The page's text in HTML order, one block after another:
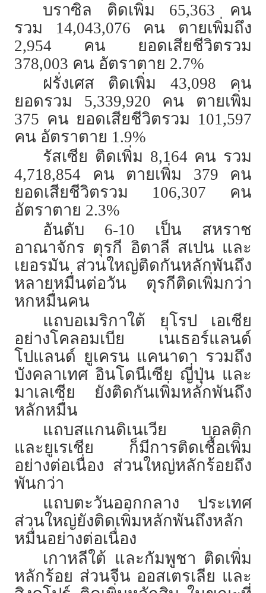
บราซิล ติดเพิ่ม 65,363 คน
รวม 14,043,076 คน ตายเพิ่มถึง
2,954 คน ยอดเสียชีวิตรวม
378,003 คน อัตราตาย 2.7%
ฝรั่งเศส ติดเพิ่ม 43,098 คน
ยอดรวม 5,339,920 คน ตายเพิ่ม
375 คน ยอดเสียชีวิตรวม 101,597
คน อัตราตาย 1.9%
รัสเซีย ติดเพิ่ม 8,164 คน รวม
4,718,854 คน ตายเพิ่ม 379 คน
ยอดเสียชีวิตรวม 106,307 คน
อัตราตาย 2.3%
อันดับ 6-10 เป็น สหราช
อาณาจักร ตุรกี อิตาลี สเปน และ
เยอรมัน ส่วนใหญ่ติดกันหลักพันถึง
หลายหมื่นต่อวัน ตุรกีติดเพิ่มกว่า
หกหมื่นคน
แถบอเมริกาใต้ ยุโรป เอเชีย
อย่างโคลอมเบีย เนเธอร์แลนด์
โปแลนด์ ยูเครน แคนาดา รวมถึง
บังคลาเทศ อินโดนีเซีย ญี่ปุ่น และ
มาเลเซีย ยังติดกันเพิ่มหลักพันถึง
หลักหมื่น
แถบสแกนดิเนเวีย บอลติก
และยูเรเชีย ก็มีการติดเชื้อเพิ่ม
อย่างต่อเนื่อง ส่วนใหญ่หลักร้อยถึง
พันกว่า
แถบตะวันออกกลาง ประเทศ
ส่วนใหญ่ยังติดเพิ่มหลักพันถึงหลัก
หมื่นอย่างต่อเนื่อง
เกาหลีใต้ และกัมพูชา ติดเพิ่ม
หลักร้อย ส่วนจีน ออสเตรเลีย และ